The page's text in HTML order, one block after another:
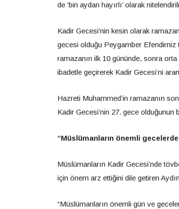
de ‘bin aydan hayırlı’ olarak
Kadir Gecesi’nin kesin olarak
gecesi olduğu Peygamber Efendimiz
ramazanın ilk 10 gününde, sonra
ibadetle geçirerek Kadir Gecesi’ni
Hazreti Muhammed’in ramazanın
Kadir Gecesi’nin 27. gece olduğunun
“Müslümanların önemli
Müslümanların Kadir Gecesi’nde
için önem arz ettiğini dile getiren
“Müslümanların önemli gün ve